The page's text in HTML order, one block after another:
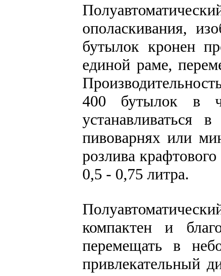
ополаскивания,
бутылок кронен
единой раме,
400 бутылок в
устанавливаться
пивоварнях или
розлива
0,5 - 0,75 литра.
компактен и
перемещать в
привлекательный